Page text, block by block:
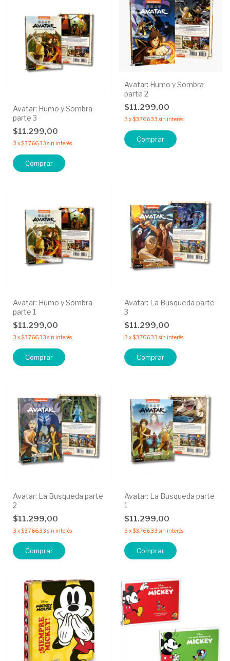
Avatar: Humo y Sombra
parte 3
$11.299,00
3 x$3.766,33 sin interés
Avatar: Humo y Sombra
parte 2
$11.299,00
3 x$3.766,33 sin interés
Avatar: Humo y Sombra
parte 1
$11.299,00
3 x$3.766,33 sin interés
Avatar: La Busqueda parte
3
$11.299,00
3 x$3.766,33 sin interés
Avatar: La Busqueda parte
2
$11.299,00
3 x$3.766,33 sin interés
Avatar: La Busqueda parte
1
$11.299,00
3 x$3.766,33 sin interés